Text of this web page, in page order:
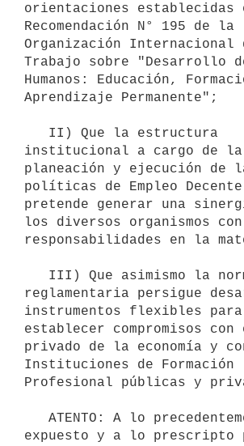
orientaciones establecidas
Recomendación N° 195 de la
Organización Internacional
Trabajo sobre "Desarrollo
Humanos: Educación,
Aprendizaje Permanente";
institucional a cargo de la
planeación y ejecución de
políticas de Empleo
pretende generar una
los diversos organismos con
responsabilidades en la
reglamentaria persigue
instrumentos flexibles para
establecer compromisos
privado de la economía y
Instituciones de Formación
Profesional públicas y
expuesto y a lo prescripto